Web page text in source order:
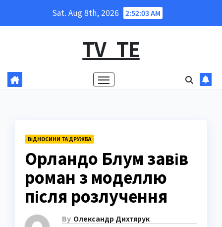
Sat. Aug 8th, 2026 2:52:05 AM
TV_TE
ВІДНОСИНИ ТА ДРУЖБА
Орландо Блум завів
роман з моделлю
після розлучення
By Олександр Дихтярук